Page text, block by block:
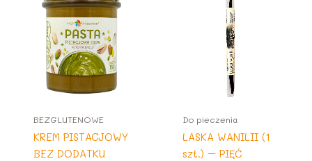
BEZGLUTENOWE
KREM PISTACJOWY
BEZ DODATKU
Do pieczenia
LASKA WANILII (1
szt.) – PIĘĆ